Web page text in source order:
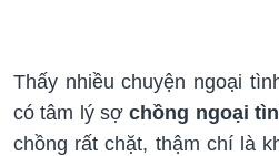
Thấy nhiều chuyện ngoại
có tâm lý sợchồng ngoại
chồng rất chặt, thậm chí là